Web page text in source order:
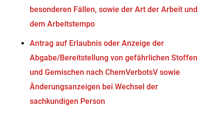
besonderen Fällen, sowie der Art der Arbeit und
dem Arbeitstempo
Antrag auf Erlaubnis oder Anzeige der
Abgabe/Bereitstellung von gefährlichen Stoffen
und Gemischen nach ChemVerbotsV sowie
Änderungsanzeigen bei Wechsel der
sachkundigen Person